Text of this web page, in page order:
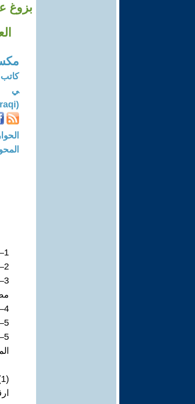
بزوغ
ي
(Maxim Al-iraqi)
الحوار
1—مجموع موازنات العراق من عام 2003-2024 كانت 1871 مليار دولار!
2—ماذا لو كان هناك صندوق سيادي لنصف تلك الأموال بدلا من نهبها!
4—ماذا لو تم استغلال الغاز المصاحب كله منذ البداية في صندوق سيادي!
5—قيمة الدولار عام 2003 وقيمته الان!!
(1)